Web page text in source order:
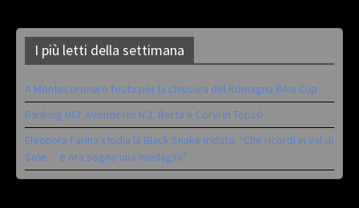
I più letti della settimana
A Montecoronaro festa per la chiusura del Romagna Bike Cup
Ranking UCI: Avondetto N.2. Berta e Corvi in Top10
Eleonora Farina studia la Black Snake iridata: “Che ricordi in Val di
Sole… e ora sogno una medaglia”